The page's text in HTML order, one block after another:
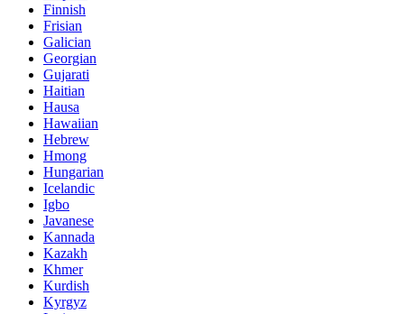
Finnish
Frisian
Galician
Georgian
Gujarati
Haitian
Hausa
Hawaiian
Hebrew
Hmong
Hungarian
Icelandic
Igbo
Javanese
Kannada
Kazakh
Khmer
Kurdish
Kyrgyz